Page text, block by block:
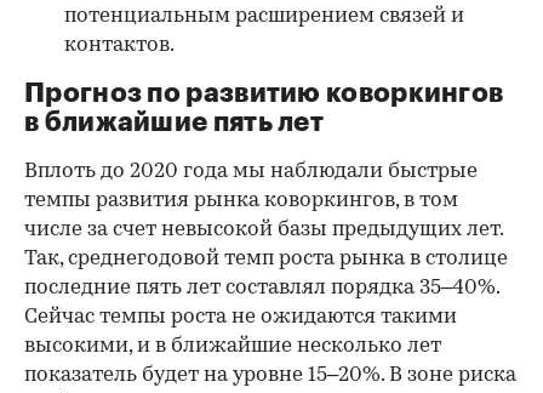
потенциальным расширением связей и
контактов.
Прогноз по развитию коворкингов
в ближайшие пять лет
Вплоть до 2020 года мы наблюдали быстрые
темпы развития рынка коворкингов, в том
числе за счет невысокой базы предыдущих лет.
Так, среднегодовой темп роста рынка в столице
последние пять лет составлял порядка 35–40%.
Сейчас темпы роста не ожидаются такими
высокими, и в ближайшие несколько лет
показатель будет на уровне 15–20%. В зоне риска